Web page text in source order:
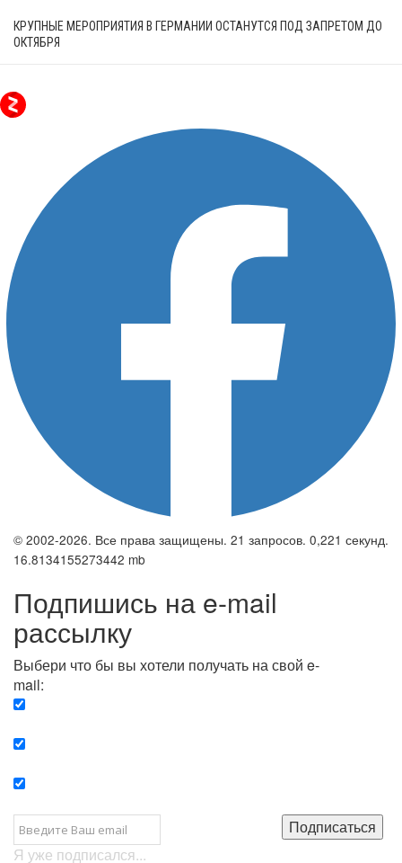
КРУПНЫЕ МЕРОПРИЯТИЯ В ГЕРМАНИИ ОСТАНУТСЯ ПОД ЗАПРЕТОМ ДО
ОКТЯБРЯ
© 2002-2026. Все права защищены. 21 запросов. 0,221 секунд.
16.8134155273442 mb
Подпишись на e-mail
рассылку
Выбери что бы вы хотели получать на свой e-
mail:
Подписаться
Я уже подписался...